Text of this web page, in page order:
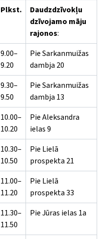
Plkst.
Daudzdzīvokļu
dzīvojamo māju
rajonos:
9.00–
9.20
Pie Sarkanmuižas
dambja 20
9.30–
9.50
Pie Sarkanmuižas
dambja 13
10.00–
10.20
Pie Aleksandra
ielas 9
10.30–
10.50
Pie Lielā
prospekta 21
11.00–
11.20
Pie Lielā
prospekta 33
11.30–
11.50
Pie Jūras ielas 1a